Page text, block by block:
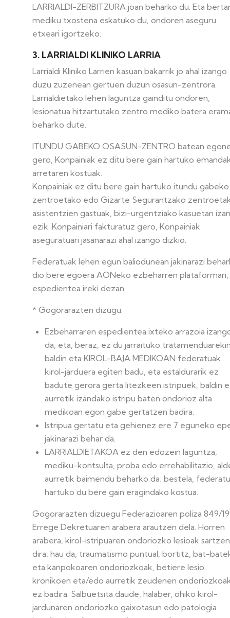
LARRIALDI-ZERBITZURA joan beharko du. Eta
mediku txostena eskatuko du, ondoren aseguru
etxeari igortzeko.
3. LARRIALDI KLINIKO LARRIA
Larrialdi Kliniko Larrien kasuan bakarrik jo ahal izango
duzu zuzenean gertuen duzun osasun-zentrora.
Larrialdietako lehen laguntza gainditu ondoren,
lesionatua hitzartutako zentro mediko batera
beharko dute.
ITUNDU GABEKO OSASUN-ZENTRO batean
gero, Konpainiak ez ditu bere gain hartuko
arretaren kostuak.
Konpainiak ez ditu bere gain hartuko itundu gabeko
zentroetako edo Gizarte Segurantzako
asistentzien gastuak, bizi-urgentziako kasuetan izan
ezik. Konpainiari fakturatuz gero, Konpainiak
aseguratuari jasanarazi ahal izango dizkio.
Federatuak lehen egun baliodunean jakinarazi
dio bere egoera AONeko ezbeharren plataformari,
espedientea ireki dezan.
* Gogorarazten dizugu:
Ezbeharraren espedientea ixteko arrazoia
da, eta, beraz, ez du jarraituko
baldin eta KIROL-BAJA MEDIKOAN federatuak
kirol-jarduera egiten badu, eta estaldurarik ez
badute gerora gerta litezkeen istripuek, baldin
aurretik izandako istripu baten ondorioz alta
medikoan egon gabe gertatzen badira.
Istripua gertatu eta gehienez ere 7 eguneko
jakinarazi behar da.
LARRIALDIETAKOA ez den edozein laguntza,
mediku-kontsulta, proba edo errehabilitazio,
aurretik baimendu beharko da; bestela,
hartuko du bere gain eragindako kostua.
Gogorarazten dizuegu Federazioaren poliza 849/
Errege Dekretuaren arabera arautzen dela. Horren
arabera, kirol-istripuaren ondoriozko lesioak sartzen
dira, hau da, traumatismo puntual, bortitz, bat-
eta kanpokoaren ondoriozkoak, betiere lesio
kronikoen eta/edo aurretik zeudenen
ez badira. Salbuetsita daude, halaber, ohiko kirol-
jardunaren ondoriozko gaixotasun edo patologia